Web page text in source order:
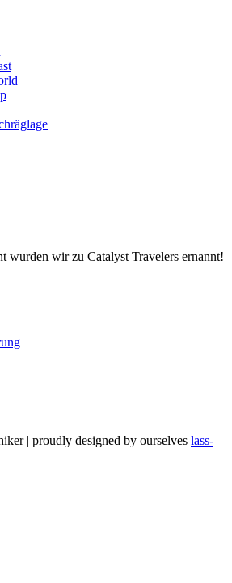
wurden wir zu Catalyst Travelers ernannt!
| proudly designed by ourselves lass-